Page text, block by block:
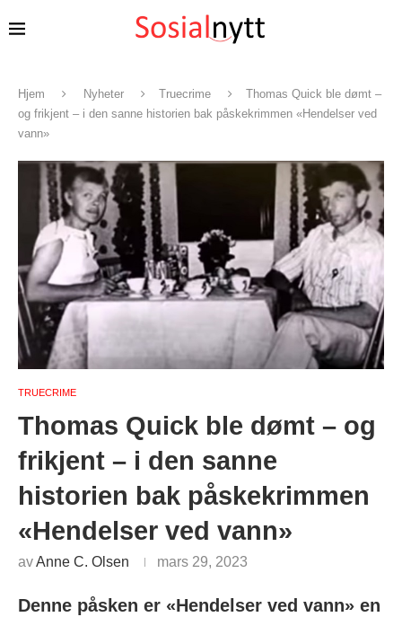
Hjem Nyheter Truecrime
Thomas Quick ble dømt –
og frikjent – i den sanne historien bak påskekrimmen «Hendelser ved
vann»
TRUECRIME
Thomas Quick ble dømt – og
frikjent – i den sanne
historien bak påskekrimmen
«Hendelser ved vann»
avAnne C. Olsen mars 29, 2023
Denne påsken er «Hendelser ved vann» en